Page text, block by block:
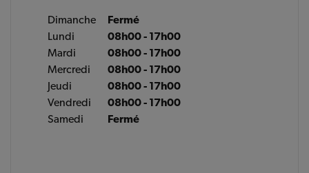
Dimanche
Fermé
Lundi
08h00 - 17h00
Mardi
08h00 - 17h00
Mercredi
08h00 - 17h00
Jeudi
08h00 - 17h00
Vendredi
08h00 - 17h00
Samedi
Fermé